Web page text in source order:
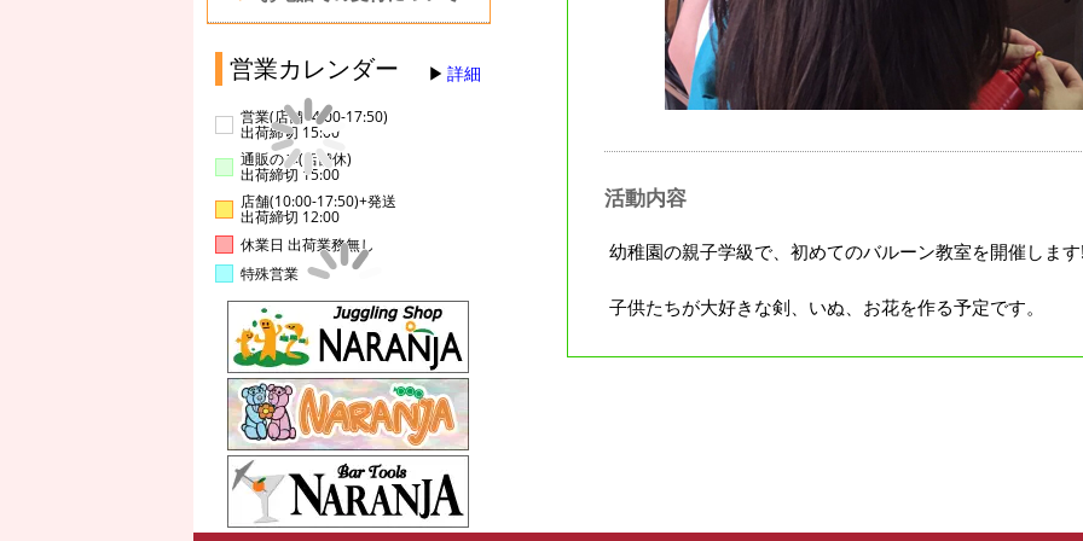
営業カレンダー 詳細
営業(店舗14:00-17:50)
出荷締切 15:00
通販のみ(店舗休)
出荷締切 15:00
店舗(10:00-17:50)+発送
出荷締切 12:00
休業日 出荷業務無し
特殊営業
活動内容
幼稚園の親子学級で、初めてのバルーン教室を開催しま
子供たちが大好きな剣、いぬ、お花を作る予定です。